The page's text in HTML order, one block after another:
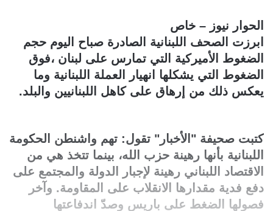
الحوار نيوز – خاص
ابرزت الصحف اللبنانية الصادرة صباح اليوم حجم
الضغوط الأميركية التي تمارس على لبنان ،فوق
الضغوط التي يشكلها انهيار العملة اللبنانية وما
يعكس ذلك من إرهاق على كاهل اللبنانيين والبلد.
كتبت صحيفة "الأخبار" تقول: تهم واشنطن الحكومة
اللبنانية بأنها رهينة حزب الله، بينما تتخذ هي من
الاقتصاد اللبناني رهينة لإجبار الدولة والمجتمع على
دفع فدية مقدارها الانقلاب على المقاومة. وآخر
فصولها الضغط على باريس وصدّ اندفاعتها